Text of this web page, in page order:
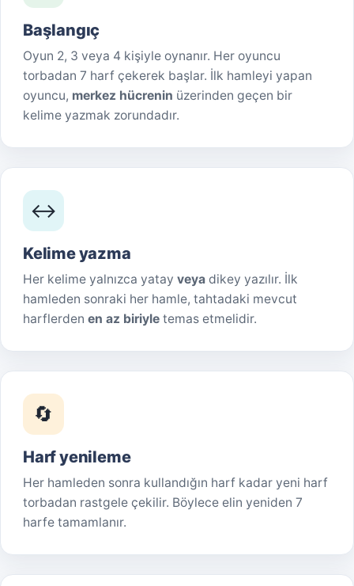
Başlangıç
Oyun 2, 3 veya 4 kişiyle oynanır. Her oyuncu
torbadan 7 harf çekerek başlar. İlk hamleyi yapan
oyuncu, merkez hücrenin üzerinden geçen bir
kelime yazmak zorundadır.
↔️
Kelime yazma
Her kelime yalnızca yatay veya dikey yazılır. İlk
hamleden sonraki her hamle, tahtadaki mevcut
harflerden en az biriyle temas etmelidir.
🔄
Harf yenileme
Her hamleden sonra kullandığın harf kadar yeni harf
torbadan rastgele çekilir. Böylece elin yeniden 7
harfe tamamlanır.